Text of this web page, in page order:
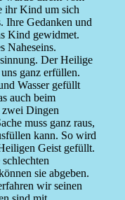
ihr Kind um sich
Ihre Gedanken und
Kind gewidmet.
Naheseins.
Der Heilige
ganz erfüllen.
Wasser gefüllt
auch beim
Dingen
muss ganz raus,
kann. So wird
Geist gefüllt.
sie abgeben.
wir seinen